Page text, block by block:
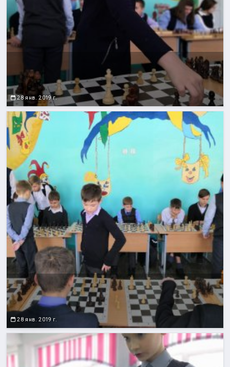
28 янв. 2019 г.
28 янв. 2019 г.